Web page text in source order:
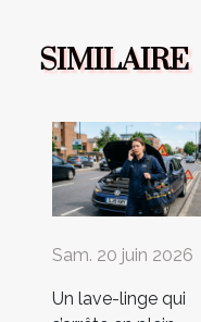
SIMILAIRE
Sam. 20 juin 2026
Un lave-linge qui